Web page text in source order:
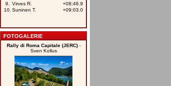
FOTOGALERIE
Rally di Roma Capitale (JERC)-
Sven Kollus